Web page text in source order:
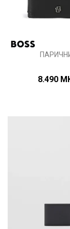
8.490